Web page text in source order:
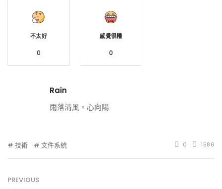
不太好
0
感覺很糟
0
Rain
雨落清風。心向陽
技術 文件系統 0 1586
PREVIOUS